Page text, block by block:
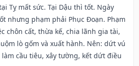
Tỵ mất sức. Tại Dậu thì tốt. Ngày
nhưng phạm phải Phục Đoạn. Phạm
chôn cất, thừa kế, chia lãnh gia tài,
lò gốm và xuất hành. Nên: dứt vú
cầu tiêu, xây tường, kết dứt điều